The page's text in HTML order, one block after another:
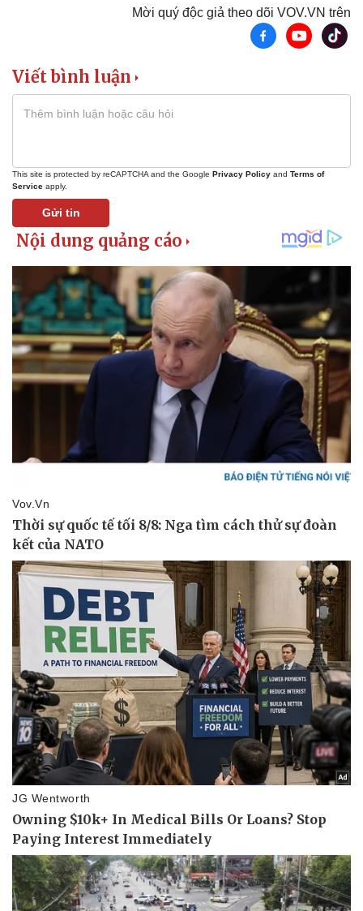
Pháp luật
Vụ án
Tin nóng
Tư vấn luật
Quân sự - Quốc phòng
Vũ khí
Việt Nam
Phân tích
Thể thao
Bóng đá
Lịch thi đấu bóng đá
Thế giới thể thao
eSports
Hậu trường
Ô tô - Xe máy
Xe máy
Tư vấn
Mời quý độc giả theo dõi VOV.VN trên
Viết bình luận
This site is protected by reCAPTCHA and the Google Privacy Policy and Terms of
Service apply.
Gửi tin